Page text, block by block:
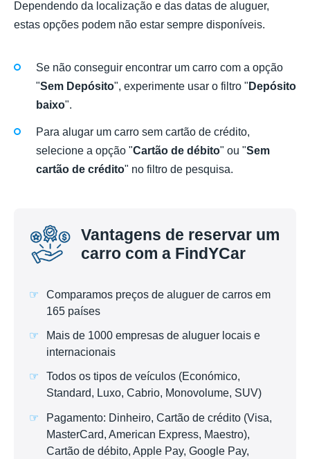
Dependendo da localização e das datas de aluguer,
estas opções podem não estar sempre disponíveis.
Se não conseguir encontrar um carro com a opção
"Sem Depósito", experimente usar o filtro " Depósito
baixo".
Para alugar um carro sem cartão de crédito,
selecione a opção "Cartão de débito" ou "Sem
cartão de crédito" no filtro de pesquisa.
Vantagens de reservar um
carro com a FindYCar
Comparamos preços de aluguer de carros em
165 países
Mais de 1000 empresas de aluguer locais e
internacionais
Todos os tipos de veículos (Económico,
Standard, Luxo, Cabrio, Monovolume, SUV)
Pagamento: Dinheiro, Cartão de crédito (Visa,
MasterCard, American Express, Maestro),
Cartão de débito, Apple Pay, Google Pay,